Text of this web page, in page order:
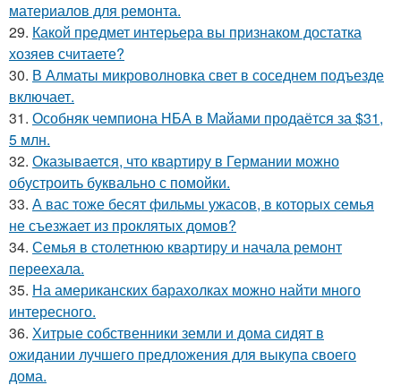
материалов для ремонта.
29. Какой предмет интерьера вы признаком достатка
хозяев считаете?
30. В Алматы микроволновка свет в соседнем подъезде
включает.
31. Особняк чемпиона НБА в Майами продаётся за $31,
5 млн.
32. Оказывается, что квартиру в Германии можно
обустроить буквально с помойки.
33. А вас тоже бесят фильмы ужасов, в которых семья
не съезжает из проклятых домов?
34. Семья в столетнюю квартиру и начала ремонт
переехала.
35. На американских барахолках можно найти много
интересного.
36. Хитрые собственники земли и дома сидят в
ожидании лучшего предложения для выкупа своего
дома.